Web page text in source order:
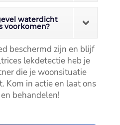
waterdicht
voorkomen?
beschermd zijn en blijf
lekdetectie heb je
die je woonsituatie
Kom in actie en laat ons
behandelen!